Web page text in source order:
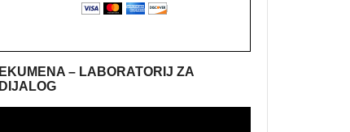
EKUMENA – LABORATORIJ ZA
DIJALOG